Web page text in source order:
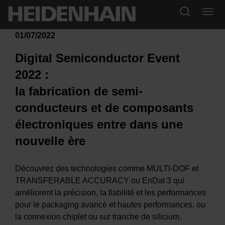
01/07/2022
Digital Semiconductor Event
2022 :
la fabrication de semi-
conducteurs et de composants
électroniques entre dans une
nouvelle ère
Découvrez des technologies comme MULTI-DOF et
TRANSFERABLE ACCURACY ou EnDat 3 qui
améliorent la précision, la fiabilité et les performances
pour le packaging avancé et hautes performances, ou
la connexion chiplet ou sur tranche de silicium.